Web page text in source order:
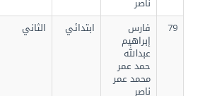
فارس
إبراهيم
عبدالله
حمد عمر
محمد عمر
ابتدائي الثاني